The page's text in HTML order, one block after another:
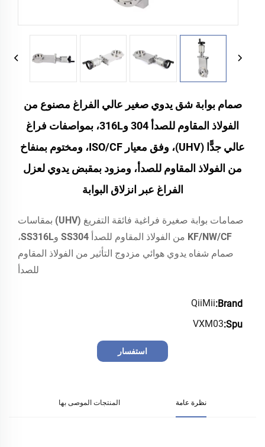
صمام بوابة شق يدوي صغير عالي الفراغ مصنوع من
الفولاذ المقاوم للصدأ 304 و316L، بمواصفات فراغ
عالي جدًّا (UHV)، وفق معيار ISO/CF، ومختوم بمنفاخ
من الفولاذ المقاوم للصدأ، ومزود بمقبض يدوي لعزل
الفراغ عبر انزلاق البوابة
صمامات بوابة صغيرة فراغية فائقة التفريغ (UHV) بمقاسات
KF/NW/CF من الفولاذ المقاوم للصدأ SS304 وSS316L،
صمام شفاه يدوي هوائي مزدوج التأثير من الفولاذ المقاوم
للصدأ
Brand:
QiiMii
Spu:
VXM03
استفسار
نظرة عامة المنتجات الموصى بها